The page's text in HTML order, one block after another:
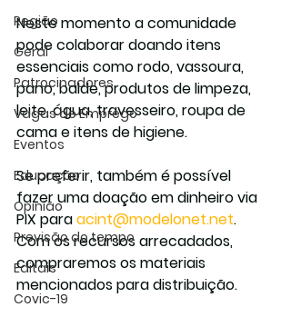
Região
Geral
Patrocinadores
Vagas de Emprego
Eventos
Educação
Opinião
Previsão do tempo
Editais
Covic-19
Neste momento a comunidade
pode colaborar doando itens
essenciais como rodo, vassoura,
pano, balde, produtos de limpeza,
leite, água, travesseiro, roupa de
cama e itens de higiene.
Se preferir, também é possível
fazer uma doação em dinheiro via
PIX para acint@modelonet.net.
Com os recursos arrecadados,
compraremos os materiais
mencionados para distribuição.